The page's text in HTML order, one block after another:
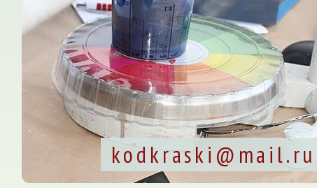
kodkraski@mail.ru